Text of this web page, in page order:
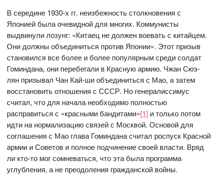
В середине 1930-х гг. неизбежность столкновения с
Японией была очевидной для многих. Коммунисты
выдвинули лозунг: «Китаец не должен воевать с китайцем.
Они должны объединиться против Японии». Этот призыв
становился все более и более популярным среди солдат
Гоминдана, они перебегали в Красную армию. Чжан Сюэ-
лян призывал Чан Кай-ши объединиться с Мао, а затем
восстановить отношения с СССР. Но генералиссимус
считал, что для начала необходимо полностью
расправиться с «красными бандитами»[1] и только потом
идти на нормализацию связей с Москвой. Основой для
соглашения с Мао глава Гоминдана считал роспуск Красной
армии и Советов и полное подчинение своей власти. Вряд
ли кто-то мог сомневаться, что эта была программа
углубления, а не преодоления гражданской войны.